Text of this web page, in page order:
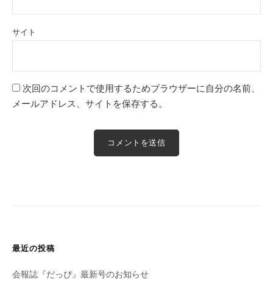
サイト
次回のコメントで使用するためブラウザーに自分の名前、
メールアドレス、サイトを保存する。
最近の投稿
会報誌『だっぴ』最新号のお知らせ